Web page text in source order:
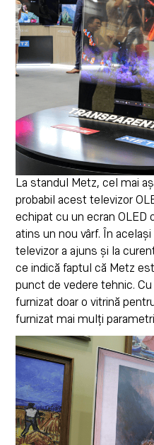
La standul Metz, cel mai
probabil acest televizor
echipat cu un ecran
atins un nou vârf. În
televizor a ajuns și la
ce indică faptul că Metz
punct de vedere tehnic.
furnizat doar o vitrină
furnizat mai mulți